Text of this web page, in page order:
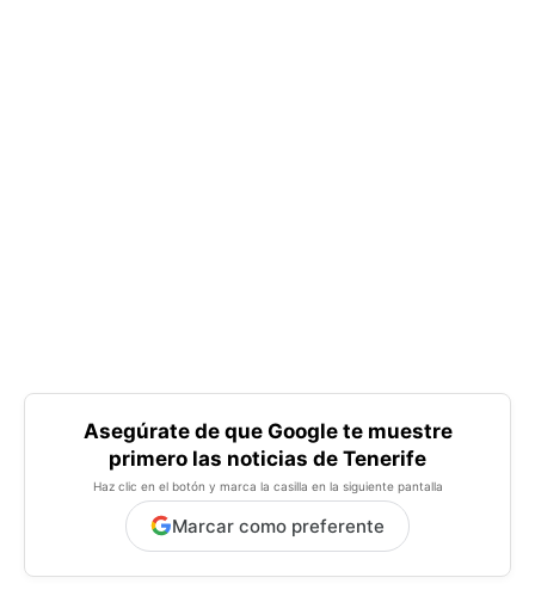
Asegúrate de que Google te muestre
primero las noticias de Tenerife
Haz clic en el botón y marca la casilla en la siguiente pantalla
Marcar como preferente